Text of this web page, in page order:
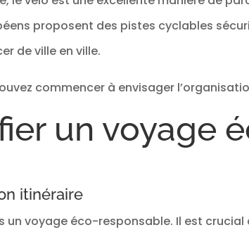
proposent des pistes cyclables
de ville en ville.
commencer à envisager
un voyage
itinéraire
un voyage éco-responsable. Il est